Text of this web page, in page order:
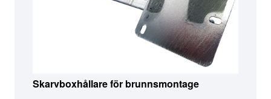
Skarvboxhållare för brunnsmontage